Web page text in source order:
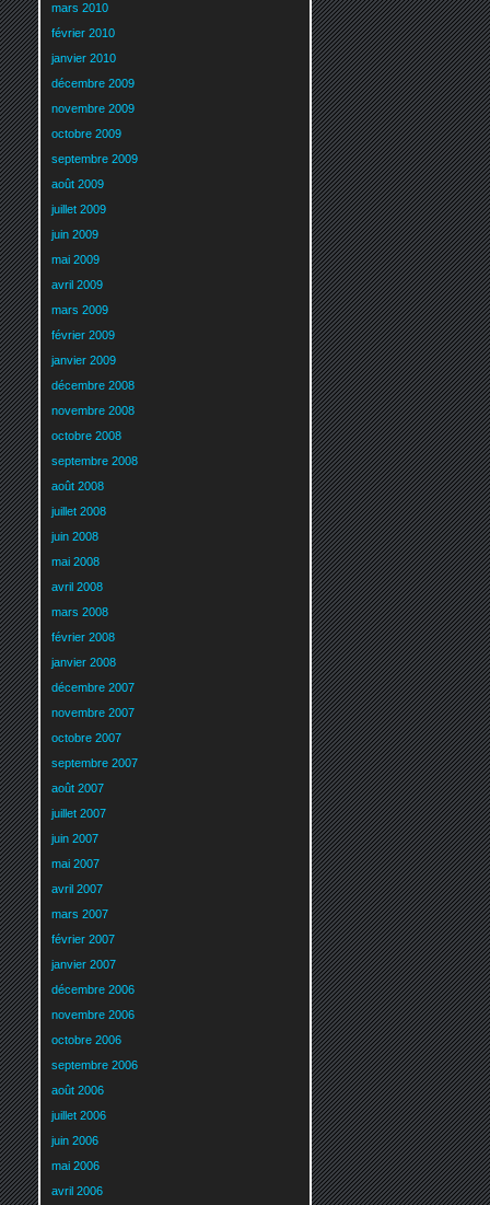
mars 2010
février 2010
janvier 2010
décembre 2009
novembre 2009
octobre 2009
septembre 2009
août 2009
juillet 2009
juin 2009
mai 2009
avril 2009
mars 2009
février 2009
janvier 2009
décembre 2008
novembre 2008
octobre 2008
septembre 2008
août 2008
juillet 2008
juin 2008
mai 2008
avril 2008
mars 2008
février 2008
janvier 2008
décembre 2007
novembre 2007
octobre 2007
septembre 2007
août 2007
juillet 2007
juin 2007
mai 2007
avril 2007
mars 2007
février 2007
janvier 2007
décembre 2006
novembre 2006
octobre 2006
septembre 2006
août 2006
juillet 2006
juin 2006
mai 2006
avril 2006